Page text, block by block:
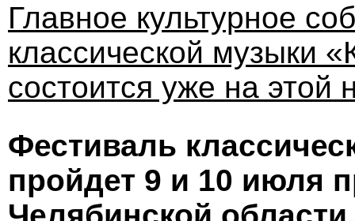
Главное культурное
классической музыки
состоится уже на этой
Фестиваль
пройдет 9 и 10 июля